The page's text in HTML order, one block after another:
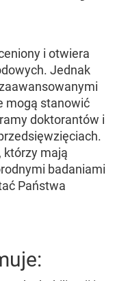
i otwiera
Jednak
mogą stanowić
doktorantów i
którzy mają
badaniami
Państwa